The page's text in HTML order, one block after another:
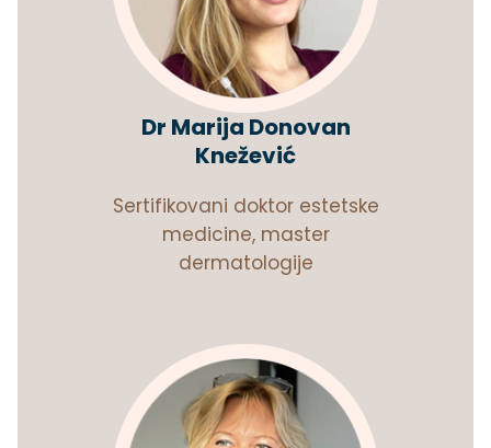
Dr Marija Donovan
Knežević
Sertifikovani doktor estetske
medicine, master
dermatologije